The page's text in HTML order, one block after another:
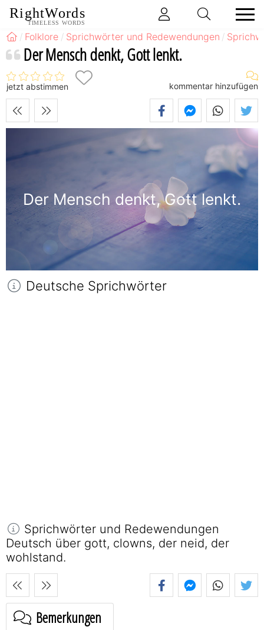
RightWords
TIMELESS WORDS
Folklore Sprichwörter und Redewendungen
Der Mensch denkt, Gott lenkt.
jetzt abstimmen kommentar hinzufügen
Der Mensch denkt, Gott lenkt.
Deutsche Sprichwörter
Sprichwörter und Redewendungen
Deutsch über gott, clowns, der neid, der
wohlstand.
Bemerkungen